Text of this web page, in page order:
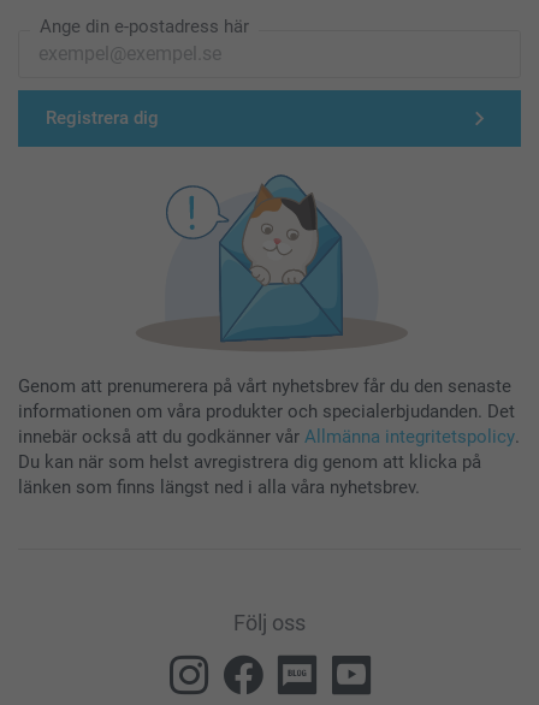
Ange din e-postadress här
Registrera dig
Genom att prenumerera på vårt nyhetsbrev får du den senaste
informationen om våra produkter och specialerbjudanden. Det
innebär också att du godkänner vår Allmänna integritetspolicy.
Du kan när som helst avregistrera dig genom att klicka på
länken som finns längst ned i alla våra nyhetsbrev.
Följ oss